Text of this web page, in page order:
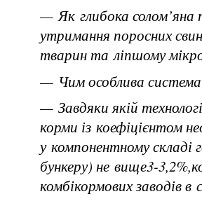
— Як глибока солом’яна
утримання поросних
тварин та ліпшому
— Чим особлива система
— Завдяки якій
корми із коефіцієнтом
у компонентному складі
бункеру) не вище3-
комбікормових заводів в